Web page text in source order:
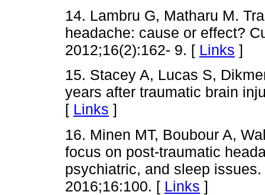
14. Lambru G, Matharu M.
headache: cause or effect?
2012;16(2):162- 9. [ Links ]
15. Stacey A, Lucas S,
years after traumatic brain
[ Links ]
16. Minen MT, Boubour A,
focus on post-traumatic
psychiatric, and sleep
2016;16:100. [ Links ]